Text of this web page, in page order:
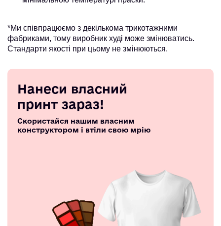
*Ми співпрацюємо з декількома трикотажними
фабриками, тому виробник худі може змінюватись.
Стандарти якості при цьому не змінюються.
Нанеси власний
принт зараз!
Скористайся нашим власним
конструктором і втіли свою мрію